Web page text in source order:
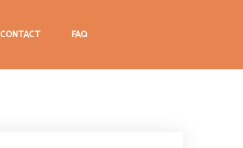
CONTACT FAQ